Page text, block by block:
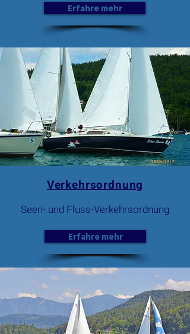
Erfahre mehr
Verkehrsordnung
Seen- und Fluss-Verkehrsordnung
Erfahre mehr